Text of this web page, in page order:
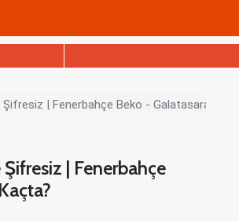
| Fenerbahçe Beko - Galatasaray
| Fenerbahçe